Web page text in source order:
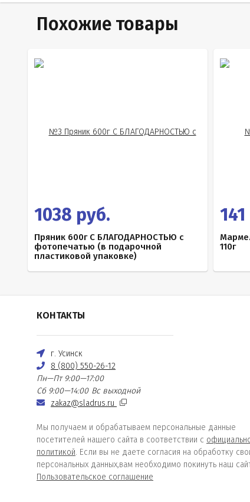
Похожие товары
1038 руб.
Пряник 600г С БЛАГОДАРНОСТЬЮ с
фотопечатью (в подарочной
пластиковой упаковке)
110г
КОНТАКТЫ
г. Усинск
8 (800) 550-26-12
Пн—Пт 9:00—17:00
Сб 9:00—14:00 Вс выходной
zakaz@sladrus.ru
Мы получаем и обрабатываем персональные данные
посетителей нашего сайта в соответствии с
политикой. Если вы не даете согласия на обработку
персональных данных,вам необходимо покинуть наш
Пользовательское соглашение